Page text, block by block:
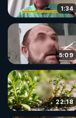
1:34
5:09
22:18